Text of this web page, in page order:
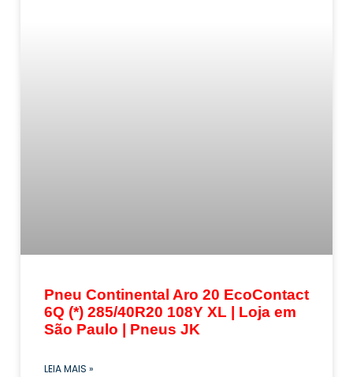
Pneu Continental Aro 20 EcoContact
6Q (*) 285/40R20 108Y XL | Loja em
São Paulo | Pneus JK
LEIA MAIS »